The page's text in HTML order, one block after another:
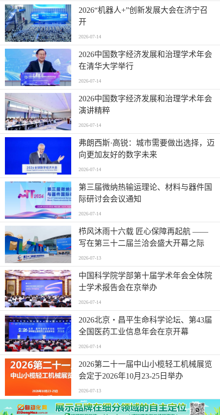
2026“机器人+”创新发展大会在济宁召
开
2026-07-14
2026中国数字经济发展和治理学术年会
在清华大学举行
2026-07-14
2026中国数字经济发展和治理学术年会
演讲精粹
2026-07-14
弗朗西斯·高锐：城市需要做出选择，迈
向更加友好的数字未来
2026-07-14
第三届微纳热输运理论、材料与器件国
际研讨会会议通知
2026-07-14
栉风沐雨十六载 匠心保障再起航 ——
写在第三十二届兰洽会盛大开幕之际
2026-07-13
中国科学院学部第十届学术年会全体院
士学术报告会在京举办
2026-07-14
2026北京・昌平生命科学论坛、第43届
全国医药工业信息年会在京开幕
2026-07-14
2026第二十一届中山小榄轻工机械展览
会定于2026年10月23-25日举办
2026-07-13